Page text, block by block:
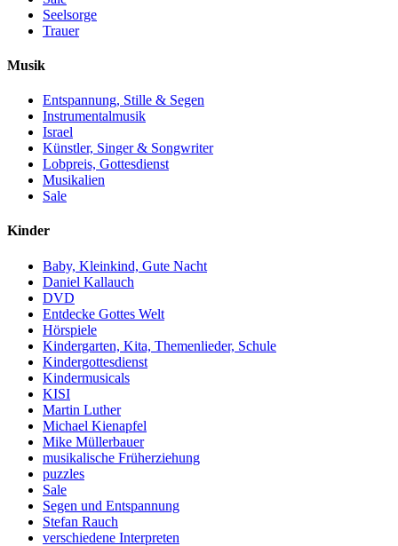
Seelsorge
Trauer
Musik
Entspannung, Stille & Segen
Instrumentalmusik
Israel
Künstler, Singer & Songwriter
Lobpreis, Gottesdienst
Musikalien
Sale
Kinder
Baby, Kleinkind, Gute Nacht
Daniel Kallauch
DVD
Entdecke Gottes Welt
Hörspiele
Kindergarten, Kita, Themenlieder, Schule
Kindergottesdienst
Kindermusicals
KISI
Martin Luther
Michael Kienapfel
Mike Müllerbauer
musikalische Früherziehung
puzzles
Sale
Segen und Entspannung
Stefan Rauch
verschiedene Interpreten